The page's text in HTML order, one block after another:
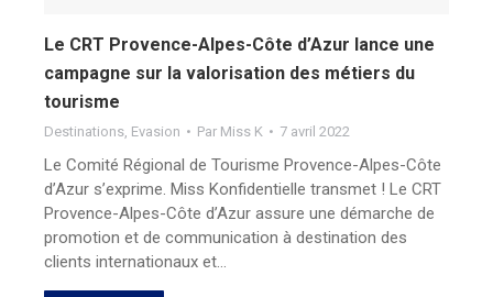
Le CRT Provence-Alpes-Côte d’Azur lance une
campagne sur la valorisation des métiers du
tourisme
Destinations, Evasion Par Miss K 7 avril 2022
Le Comité Régional de Tourisme Provence-Alpes-Côte
d’Azur s’exprime. Miss Konfidentielle transmet ! Le CRT
Provence-Alpes-Côte d’Azur assure une démarche de
promotion et de communication à destination des
clients internationaux et…